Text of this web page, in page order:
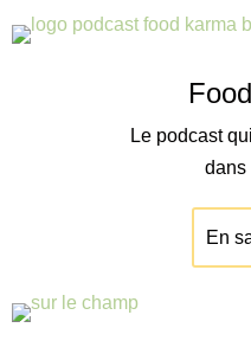
Le podcast
dans
En